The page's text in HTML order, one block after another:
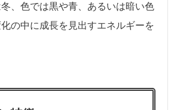
、色では黒や青、あるいは暗い色
の中に成長を見出すエネルギーを